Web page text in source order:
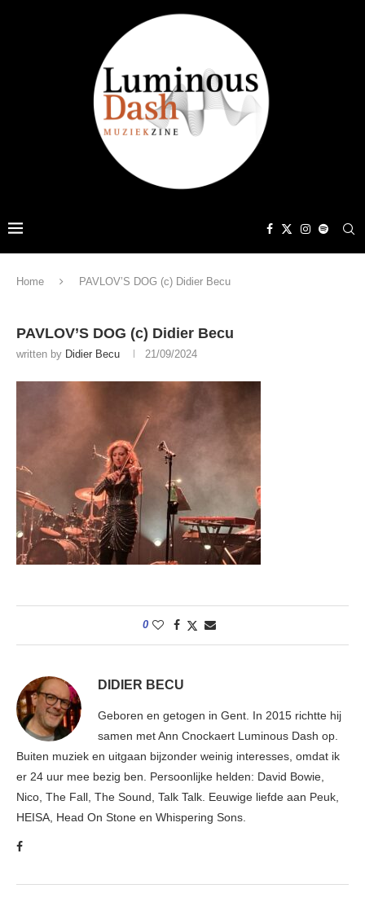
Home PAVLOV’S DOG (c) Didier Becu
PAVLOV’S DOG (c) Didier Becu
written by Didier Becu 21/09/2024
0
DIDIER BECU
Geboren en getogen in Gent. In 2015 richtte hij
samen met Ann Cnockaert Luminous Dash op.
Buiten muziek en uitgaan bijzonder weinig interesses, omdat ik
er 24 uur mee bezig ben. Persoonlijke helden: David Bowie,
Nico, The Fall, The Sound, Talk Talk. Eeuwige liefde aan Peuk,
HEISA, Head On Stone en Whispering Sons.